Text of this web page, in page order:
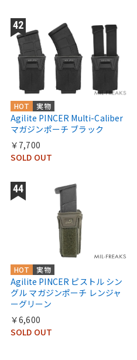
実物
HOT
Agilite PINCER Multi-Caliber
マガジンポーチ ブラック
￥7,700
SOLD OUT
実物
HOT
Agilite PINCER ピストル シン
グル マガジンポーチ レンジャ
ーグリーン
￥6,600
SOLD OUT